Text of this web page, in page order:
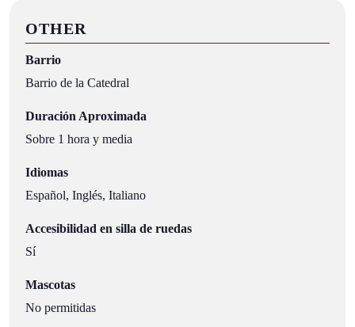
OTHER
Barrio
Barrio de la Catedral
Duración Aproximada
Sobre 1 hora y media
Idiomas
Español, Inglés, Italiano
Accesibilidad en silla de ruedas
Sí
Mascotas
No permitidas